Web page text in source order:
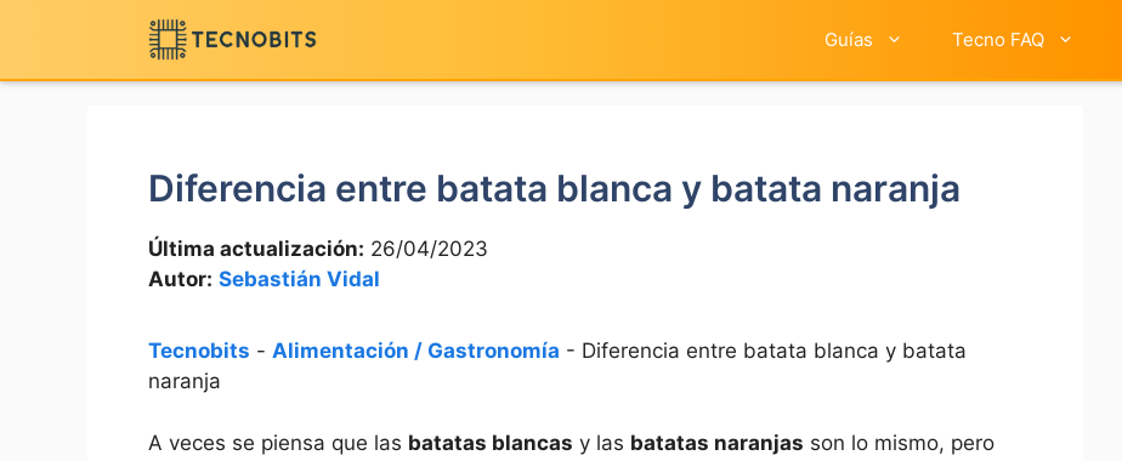
contenido
Guías Tecno FAQ
Diferencia entre batata blanca y batata naranja
Última actualización: 26/04/2023
Autor: Sebastián Vidal
Tecnobits - Alimentación / Gastronomía - Diferencia entre batata blanca y batata
naranja
A veces se piensa que las batatas blancas y las batatas naranjas son lo mismo, pero